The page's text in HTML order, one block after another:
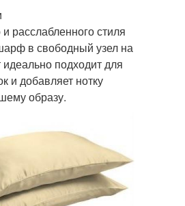
расслабленного стиля
в свободный узел на
подходит для
и добавляет нотку
образу.